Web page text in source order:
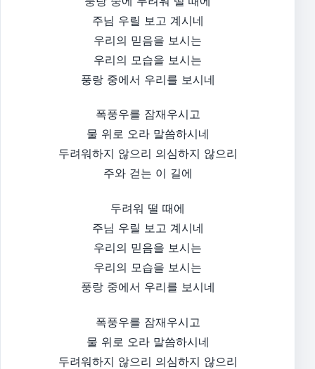
주님 우릴 보고 계시네
우리의 믿음을 보시는
우리의 모습을 보시는
풍랑 중에서 우리를 보시네
폭풍우를 잠재우시고
물 위로 오라 말씀하시네
두려워하지 않으리 의심하지 않으리
주와 걷는 이 길에
두려워 떨 때에
주님 우릴 보고 계시네
우리의 믿음을 보시는
우리의 모습을 보시는
풍랑 중에서 우리를 보시네
폭풍우를 잠재우시고
물 위로 오라 말씀하시네
두려워하지 않으리 의심하지 않으리